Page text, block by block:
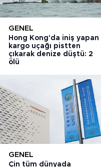
GENEL
Hong Kong'da iniş yapan
kargo uçağı pistten
çıkarak denize düştü: 2
ölü
GENEL
Çin tüm dünyada